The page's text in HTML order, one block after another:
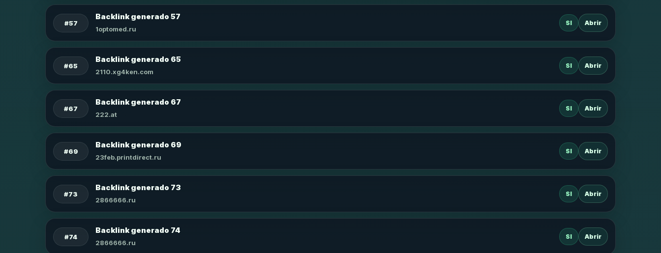
#57
Backlink generado 57
1optomed.ru
SI Abrir
#65
Backlink generado 65
2110.xg4ken.com
SI Abrir
#67
Backlink generado 67
222.at
SI Abrir
#69
Backlink generado 69
23feb.printdirect.ru
SI Abrir
#73
Backlink generado 73
2866666.ru
SI Abrir
#74
Backlink generado 74
2866666.ru
SI Abrir